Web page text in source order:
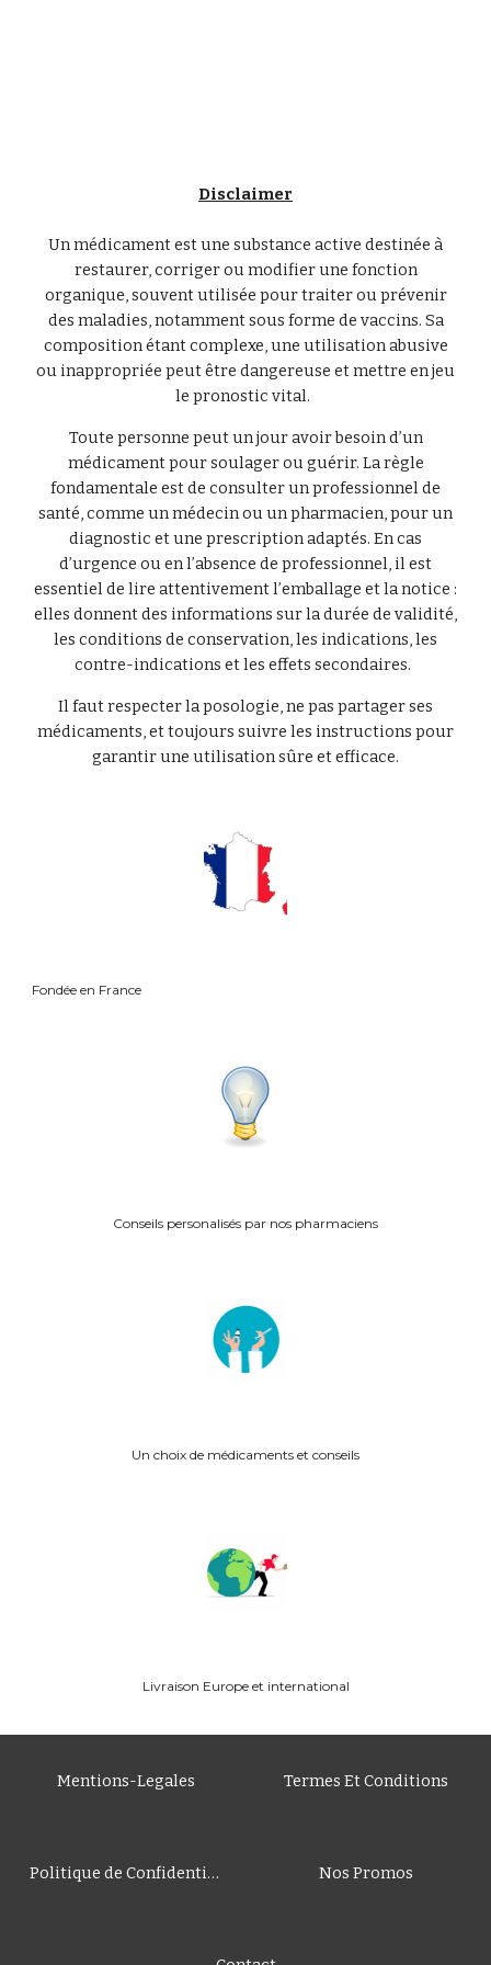
Disclaimer
Un médicament est une substance active destinée à
restaurer, corriger ou modifier une fonction
organique, souvent utilisée pour traiter ou prévenir
des maladies, notamment sous forme de vaccins. Sa
composition étant complexe, une utilisation abusive
ou inappropriée peut être dangereuse et mettre en jeu
le pronostic vital.
Toute personne peut un jour avoir besoin d’un
médicament pour soulager ou guérir. La règle
fondamentale est de consulter un professionnel de
santé, comme un médecin ou un pharmacien, pour un
diagnostic et une prescription adaptés. En cas
d’urgence ou en l’absence de professionnel, il est
essentiel de lire attentivement l’emballage et la notice :
elles donnent des informations sur la durée de validité,
les conditions de conservation, les indications, les
contre-indications et les effets secondaires.
Il faut respecter la posologie, ne pas partager ses
médicaments, et toujours suivre les instructions pour
garantir une utilisation sûre et efficace.
Fondée en France
Conseils personalisés par nos pharmaciens
Un choix de médicaments et conseils
Livraison Europe et international
Mentions-Legales Termes Et Conditions
Politique de Confidentialité Nos Promos